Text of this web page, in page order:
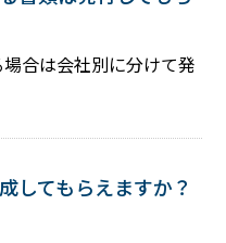
合は会社別に分けて発
してもらえますか？